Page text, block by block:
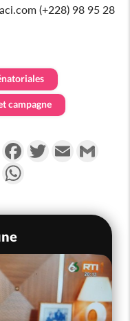
(+228) 98 95 28
campagne
PartagerFacebookTwitterEmail
Messenger